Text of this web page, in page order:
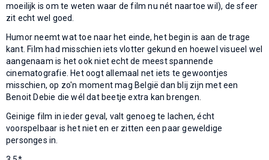
moeilijk is om te weten waar de film nu nét naartoe wil), de sfeer
zit echt wel goed.
Humor neemt wat toe naar het einde, het begin is aan de trage
kant. Film had misschien iets vlotter gekund en hoewel visueel wel
aangenaam is het ook niet echt de meest spannende
cinematografie. Het oogt allemaal net iets te gewoontjes
misschien, op zo'n moment mag België dan blij zijn met een
Benoit Debie die wél dat beetje extra kan brengen.
Geinige film in ieder geval, valt genoeg te lachen, écht
voorspelbaar is het niet en er zitten een paar geweldige
personges in.